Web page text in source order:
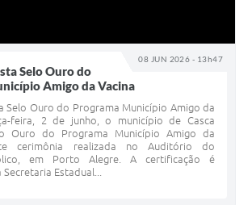
08 JUN 2026 - 13h47
Selo Ouro do
Amigo da Vacina
Selo Ouro do Programa Município Amigo da
feira, 2 de junho, o município de Casca
Ouro do Programa Município Amigo da
cerimônia realizada no Auditório do
em Porto Alegre. A certificação é
Estadual...